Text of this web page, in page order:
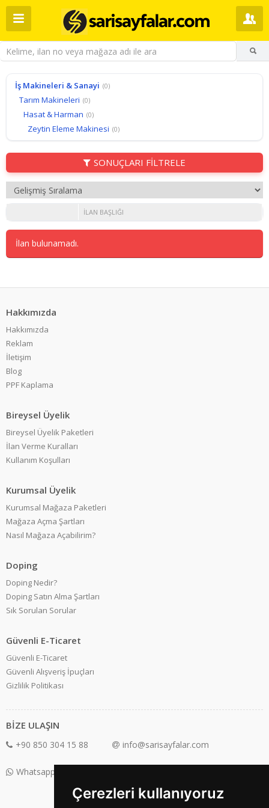
Çerezleri kullanıyoruz
İş Makineleri & Sanayi (0)
Tarım Makineleri (0)
Hasat & Harman (0)
Zeytin Eleme Makinesi (0)
SONUÇLARI FİLTRELE
İLAN BAŞLIĞI
İlan bulunamadı.
Hakkımızda
Hakkımızda
Reklam
İletişim
Blog
PPF Kaplama
Bireysel Üyelik
Bireysel Üyelik Paketleri
İlan Verme Kuralları
Kullanım Koşulları
Kurumsal Üyelik
Kurumsal Mağaza Paketleri
Mağaza Açma Şartları
Nasıl Mağaza Açabilirim?
Doping
Doping Nedir?
Doping Satın Alma Şartları
Sık Sorulan Sorular
Güvenli E-Ticaret
Güvenli E-Ticaret
Güvenli Alışveriş İpuçları
Gizlilik Politikası
BİZE ULAŞIN
+90 850 304 15 88 info@sarisayfalar.com
Whatsapp Destek: +90 850 304 15 88